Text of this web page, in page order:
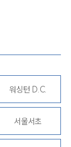
워싱턴 D.C.
서울서초